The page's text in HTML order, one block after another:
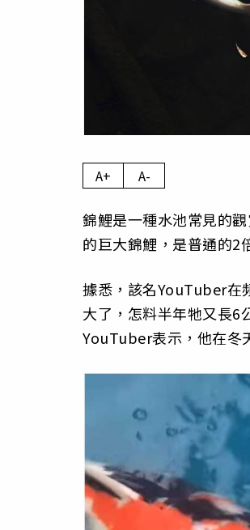
A+ A-
錦鯉是一種水池常見的
的巨大錦鯉，是普通的2
據悉，該名YouTuber在
大了，怎料半年牠又長6
YouTuber表示，他在冬